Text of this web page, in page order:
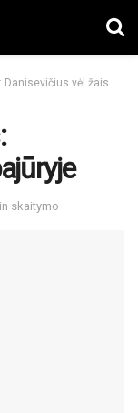
Danisevičius vėl žais
skaitymo